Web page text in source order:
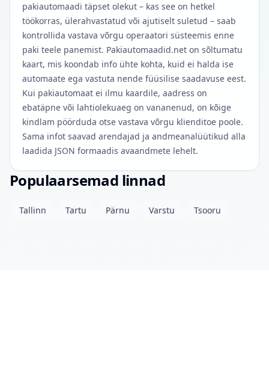
pakiautomaadi täpset olekut – kas see on hetkel
töökorras, ülerahvastatud või ajutiselt suletud – saab
kontrollida vastava võrgu operaatori süsteemis enne
paki teele panemist. Pakiautomaadid.net on sõltumatu
kaart, mis koondab info ühte kohta, kuid ei halda ise
automaate ega vastuta nende füüsilise saadavuse eest.
Kui pakiautomaat ei ilmu kaardile, aadress on
ebatäpne või lahtiolekuaeg on vananenud, on kõige
kindlam pöörduda otse vastava võrgu klienditoe poole.
Sama infot saavad arendajad ja andmeanalüütikud alla
laadida JSON formaadis avaandmete lehelt.
Populaarsemad linnad
Tallinn Tartu Pärnu Varstu Tsooru